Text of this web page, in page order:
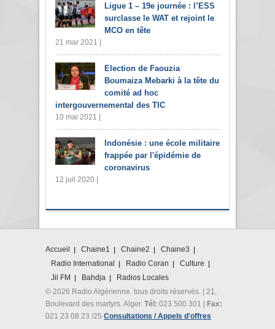
Ligue 1 – 19e journée : l’ESS
surclasse le WAT et rejoint le
MCO en tête
21 mar 2021 |
Election de Faouzia
Boumaiza Mebarki à la tête du
comité ad hoc
intergouvernemental des TIC
10 mai 2021 |
Indonésie : une école militaire
frappée par l'épidémie de
coronavirus
12 juil 2020 |
Accueil Chaine1 Chaine2
Chaine3
Radio International
Radio Coran
Culture
Jil FM
Bahdja
Radios Locales
© 2026 Radio Algérienne. tous droits réservés. | 21,
Boulevard des martyrs. Alger. Tél: 023 500 301 | Fax:
021 23 08 23 /25 Consultations / Appels d'offres